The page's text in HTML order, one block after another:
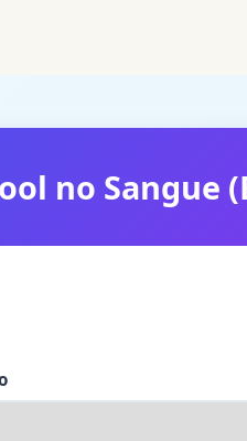
no Sangue